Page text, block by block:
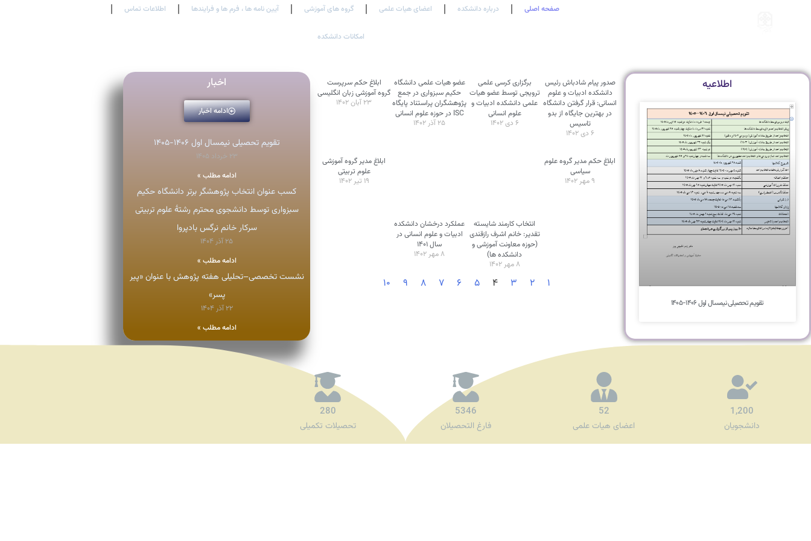
صفحه اصلی درباره دانشکده اعضای هیات علمی گروه های آموزشی آیین نامه ها ، فرم ها و فرایندها اطلاعات تماس
امکانات دانشکده
اطلاعیه
تقویم تحصیلی نیمسال اول ۱۴۰۶-۱۴۰۵
صدور پیام شادباش رئیس
دانشکده ادبیات و علوم
انسانی: قرار گرفتن دانشگاه
در بهترین جایگاه از بدو
تاسیس
۶ دی ۱۴۰۲
برگزاری کرسی علمی
ترویجی توسط عضو هیات
علمی دانشکده ادبیات و
علوم انسانی
۶ دی ۱۴۰۲
عضو هیات علمی دانشگاه
حکیم سبزواری در جمع
پژوهشگران پراستناد پایگاه
ISC در حوزه علوم انسانی
۲۵ آذر ۱۴۰۲
ابلاغ حکم سرپرست
گروه آموزشی زبان انگلیسی
۲۳ آبان ۱۴۰۲
ابلاغ حکم مدیر گروه علوم
سیاسی
۹ مهر ۱۴۰۲
انتخاب کارمند شایسته
تقدیر: خانم اشرف رازقندی
(حوزه معاونت آموزشی و
دانشکده ها)
۸ مهر ۱۴۰۲
عملکرد درخشان دانشکده
ادبیات و علوم انسانی در
سال ۱۴۰۱
۸ مهر ۱۴۰۲
ابلاغ مدیر گروه آموزشی
علوم تربیتی
۱۹ تیر ۱۴۰۲
۱ ۲ ۳ ۴ ۵ ۶ ۷ ۸ ۹ ۱۰
اخبار
ادامه اخبار
تقویم تحصیلی نیمسال اول ۱۴۰۶-۱۴۰۵
۲۳ خرداد ۱۴۰۵
ادامه مطلب »
کسب عنوان انتخاب پژوهشگر برتر دانشگاه حکیم
سبزواری توسط دانشجوی محترم رشتۀ علوم تربیتی
سرکار خانم نرگس بادپروا
۲۵ آذر ۱۴۰۴
ادامه مطلب »
نشست تخصصی–تحلیلی هفته پژوهش با عنوان «پیر
پسر»
۲۲ آذر ۱۴۰۴
ادامه مطلب »
دانشجویان
1,200
اعضای هیات علمی
52
فارغ التحصیلان
5346
تحصیلات تکمیلی
280